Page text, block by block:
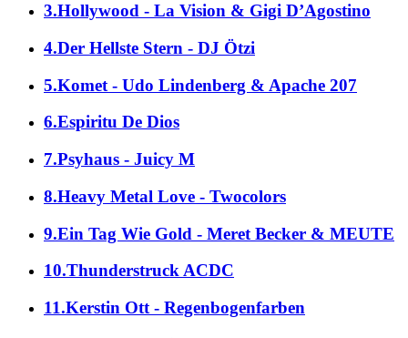
3.Hollywood - La Vision & Gigi D’Agostino
4.Der Hellste Stern - DJ Ötzi
5.Komet - Udo Lindenberg & Apache 207
6.Espiritu De Dios
7.Psyhaus - Juicy M
8.Heavy Metal Love - Twocolors
9.Ein Tag Wie Gold - Meret Becker & MEUTE
10.Thunderstruck ACDC
11.Kerstin Ott - Regenbogenfarben